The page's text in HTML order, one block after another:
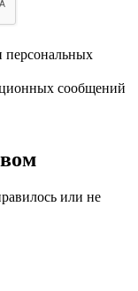
персональных
сообщений
или не